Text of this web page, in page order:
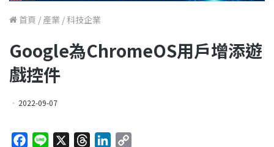
首頁 / 產業 /科技企業
Google為ChromeOS用戶增添遊
戲控件
2022-09-07